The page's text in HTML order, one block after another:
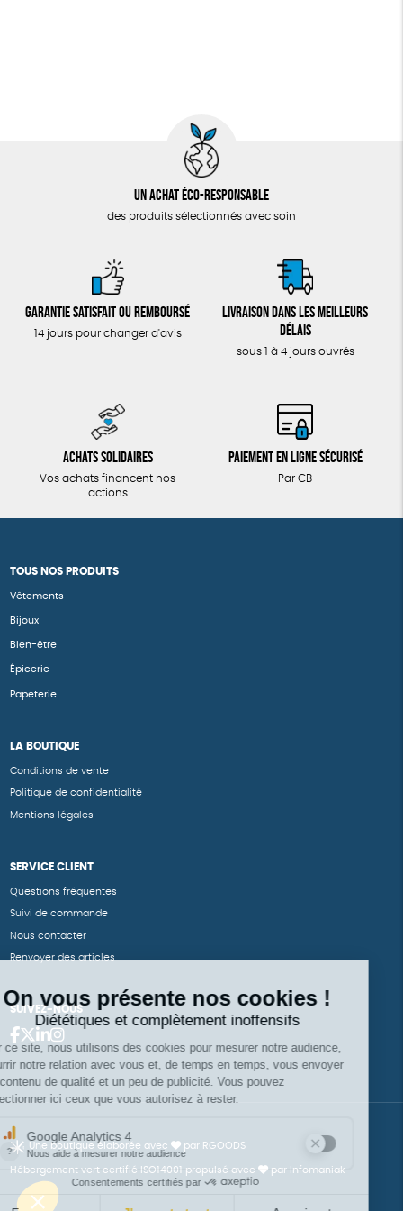
Un achat éco-responsable
des produits sélectionnés avec soin
Garantie satisfait ou remboursé
14 jours pour changer d'avis
Livraison dans les meilleurs
délais
sous 1 à 4 jours ouvrés
Achats solidaires
Vos achats financent nos
actions
Paiement en ligne sécurisé
Par CB
TOUS NOS PRODUITS
Vêtements
Bijoux
Bien-être
Épicerie
Papeterie
LA BOUTIQUE
Conditions de vente
Politique de confidentialité
Mentions légales
SERVICE CLIENT
Questions fréquentes
Suivi de commande
Nous contacter
Renvoyer des articles
SUIVEZ-NOUS
Une boutique élaborée avec par RGOODS
Hébergement vert certifié ISO14001 propulsé avec par Infomaniak